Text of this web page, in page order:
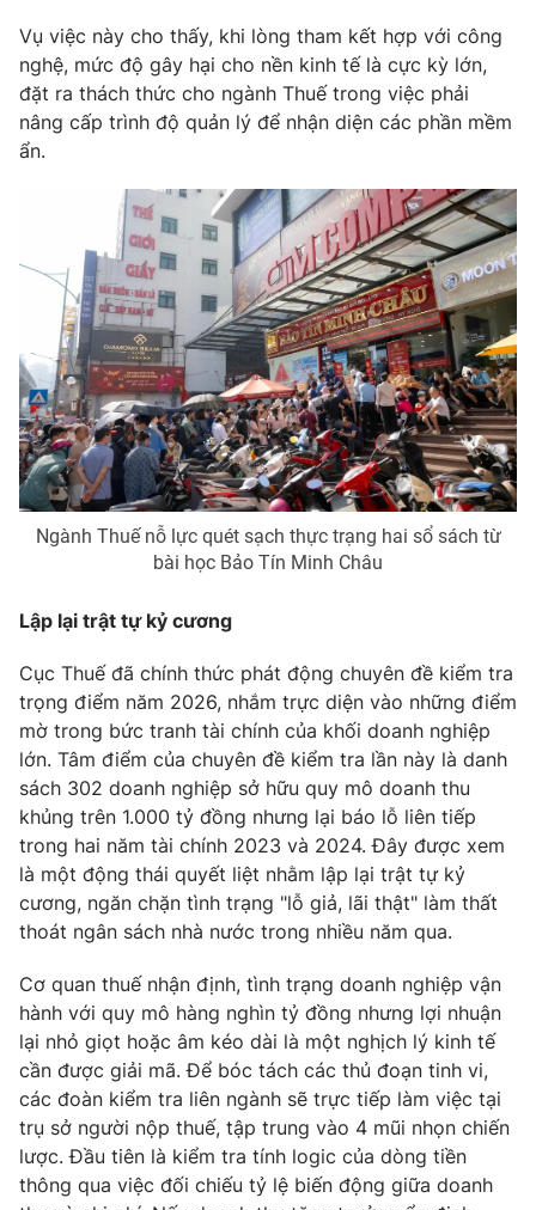
Vụ việc này cho thấy, khi lòng tham kết hợp với công
nghệ, mức độ gây hại cho nền kinh tế là cực kỳ lớn,
đặt ra thách thức cho ngành Thuế trong việc phải
nâng cấp trình độ quản lý để nhận diện các phần mềm
ẩn.
Ngành Thuế nỗ lực quét sạch thực trạng hai sổ sách từ
bài học Bảo Tín Minh Châu
Lập lại trật tự kỷ cương
Cục Thuế đã chính thức phát động chuyên đề kiểm tra
trọng điểm năm 2026, nhắm trực diện vào những điểm
mờ trong bức tranh tài chính của khối doanh nghiệp
lớn. Tâm điểm của chuyên đề kiểm tra lần này là danh
sách 302 doanh nghiệp sở hữu quy mô doanh thu
khủng trên 1.000 tỷ đồng nhưng lại báo lỗ liên tiếp
trong hai năm tài chính 2023 và 2024. Đây được xem
là một động thái quyết liệt nhằm lập lại trật tự kỷ
cương, ngăn chặn tình trạng "lỗ giả, lãi thật" làm thất
thoát ngân sách nhà nước trong nhiều năm qua.
Cơ quan thuế nhận định, tình trạng doanh nghiệp vận
hành với quy mô hàng nghìn tỷ đồng nhưng lợi nhuận
lại nhỏ giọt hoặc âm kéo dài là một nghịch lý kinh tế
cần được giải mã. Để bóc tách các thủ đoạn tinh vi,
các đoàn kiểm tra liên ngành sẽ trực tiếp làm việc tại
trụ sở người nộp thuế, tập trung vào 4 mũi nhọn chiến
lược. Đầu tiên là kiểm tra tính logic của dòng tiền
thông qua việc đối chiếu tỷ lệ biến động giữa doanh